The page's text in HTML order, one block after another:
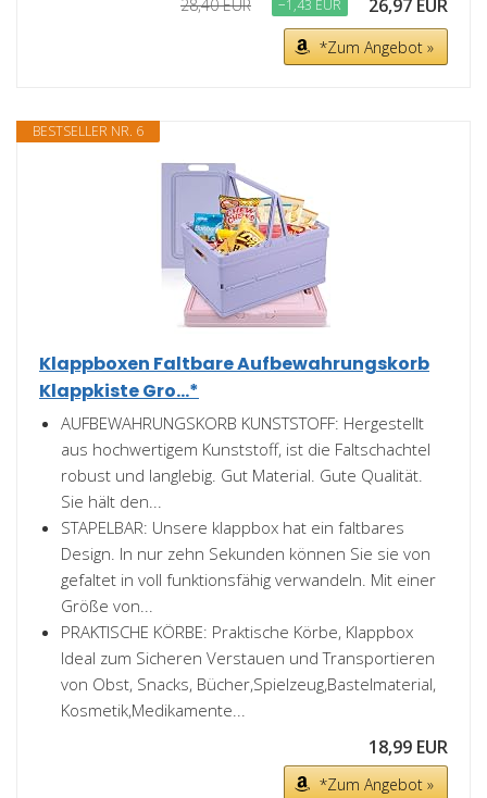
28,40 EUR −1,43 EUR 26,97 EUR
*Zum Angebot »
BESTSELLER NR. 6
Klappboxen Faltbare Aufbewahrungskorb
Klappkiste Gro...*
AUFBEWAHRUNGSKORB KUNSTSTOFF: Hergestellt
aus hochwertigem Kunststoff, ist die Faltschachtel
robust und langlebig. Gut Material. Gute Qualität.
Sie hält den...
STAPELBAR: Unsere klappbox hat ein faltbares
Design. In nur zehn Sekunden können Sie sie von
gefaltet in voll funktionsfähig verwandeln. Mit einer
Größe von...
PRAKTISCHE KÖRBE: Praktische Körbe, Klappbox
Ideal zum Sicheren Verstauen und Transportieren
von Obst, Snacks, Bücher,Spielzeug,Bastelmaterial,
Kosmetik,Medikamente...
18,99 EUR
*Zum Angebot »